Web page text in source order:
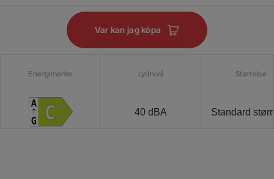
Var kan jag köpa
Energimerke Lydnivå
40 dBA
Størrelse
Standard